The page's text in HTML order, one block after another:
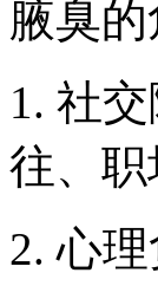
腋臭
1. 社
往、
2. 心